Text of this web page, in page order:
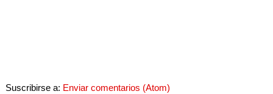
Suscribirse a: Enviar comentarios (Atom)